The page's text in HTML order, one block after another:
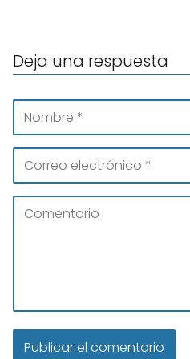
Deja una respuesta